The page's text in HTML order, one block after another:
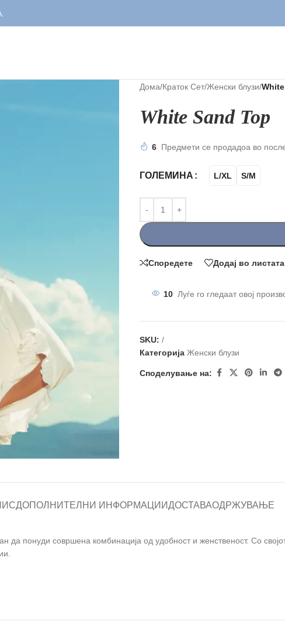
Дома/Краток Сет/Женски блузи/
White Sand Top
6 Предмети се продадоа во
ГОЛЕМИНА L/XL S/M
Споредете Додај во
10 Луѓе го гледаат овој
SKU: /
Категорија Женски блузи
Споделување на:
ДОПОЛНИТЕЛНИ ИНФОРМАЦИИДОСТАВАОДРЖУВАЊЕ
да понуди совршена комбинација од удобност и женственост. Со